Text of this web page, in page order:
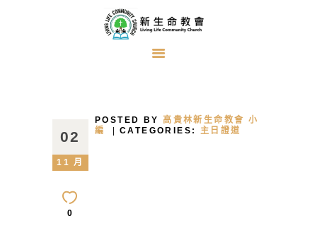
牧者的話
主日證道
浸禮見證
02
11 月
0
POSTED BY 高貴林新生命教會 小
編
CATEGORIES: 主日證道